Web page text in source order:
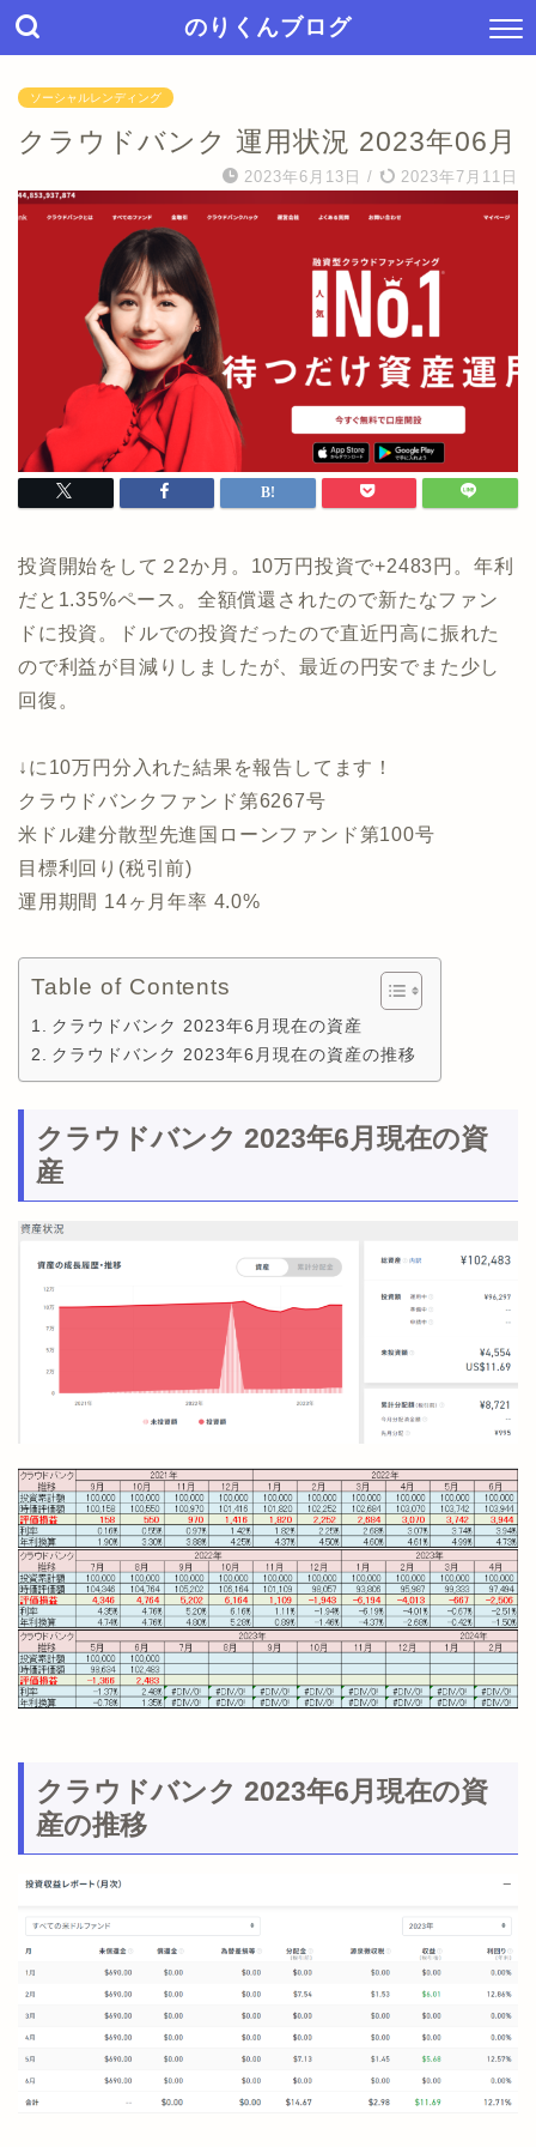
のりくんブログ
ソーシャルレンディング
クラウドバンク 運用状況 2023年06月
2023年6月13日 / 2023年7月11日
投資開始をして２2か月。10万円投資で+2483円。年利
だと1.35%ペース。全額償還されたので新たなファン
ドに投資。ドルでの投資だったので直近円高に振れた
ので利益が目減りしましたが、最近の円安でまた少し
回復。
↓に10万円分入れた結果を報告してます！
クラウドバンクファンド第6267号
米ドル建分散型先進国ローンファンド第100号
目標利回り(税引前)
運用期間 14ヶ月年率 4.0%
Table of Contents
クラウドバンク 2023年6月現在の資産
クラウドバンク 2023年6月現在の資産の推移
クラウドバンク 2023年6月現在の資
産
クラウドバンク 2023年6月現在の資
産の推移